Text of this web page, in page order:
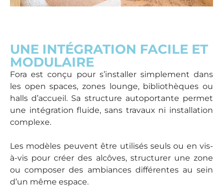
UNE INTÉGRATION FACILE ET
MODULAIRE
Fora est conçu pour s’installer simplement dans
les open spaces, zones lounge, bibliothèques ou
halls d’accueil. Sa structure autoportante permet
une intégration fluide, sans travaux ni installation
complexe.
Les modèles peuvent être utilisés seuls ou en vis-
à-vis pour créer des alcôves, structurer une zone
ou composer des ambiances différentes au sein
d’un même espace.